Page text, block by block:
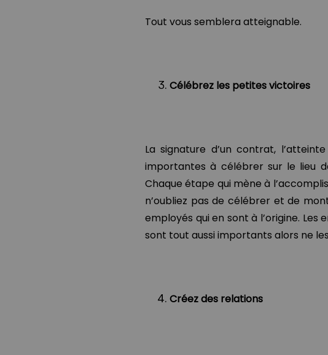
Tout vous semblera atteignable.
Célébrez les petites victoires
La signature d’un contrat,
importantes à célébrer sur le lieu
Chaque étape qui mène à
n’oubliez pas de célébrer et de
employés qui en sont à l’origine. Les
sont tout aussi importants alors ne
Créez des relations